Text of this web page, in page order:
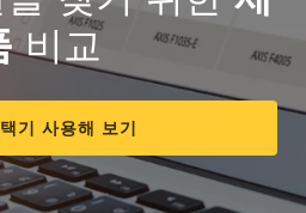
비교
기 사용해 보기